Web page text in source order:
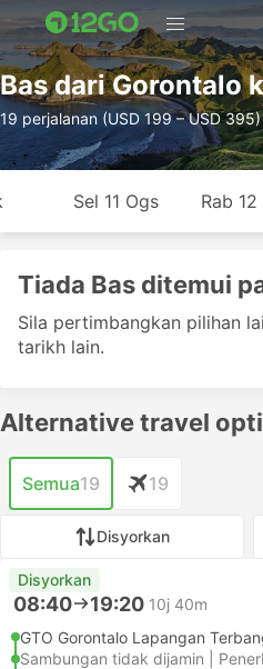
Bas dari Gorontalo
19 perjalanan (USD 199 – USD 395)
Sel 11 Ogs Rab
Tiada Bas ditemui
Sila pertimbangkan pilihan
tarikh lain.
Alternative travel
Semua19 19
Disyorkan
Disyorkan
08:40 19:20 10j 40m
GTO Gorontalo Lapangan